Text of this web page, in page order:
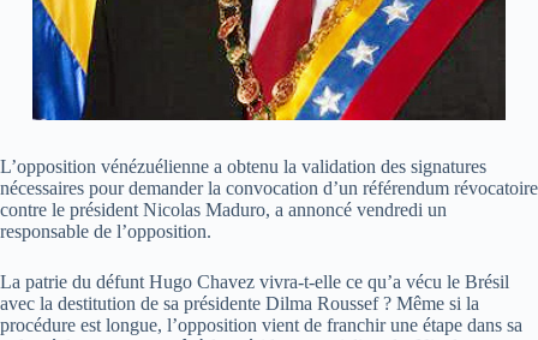
L’opposition vénézuélienne a obtenu la validation des signatures
nécessaires pour demander la convocation d’un référendum révocatoire
contre le président Nicolas Maduro, a annoncé vendredi un
responsable de l’opposition.
La patrie du défunt Hugo Chavez vivra-t-elle ce qu’a vécu le Brésil
avec la destitution de sa présidente Dilma Roussef ? Même si la
procédure est longue, l’opposition vient de franchir une étape dans sa